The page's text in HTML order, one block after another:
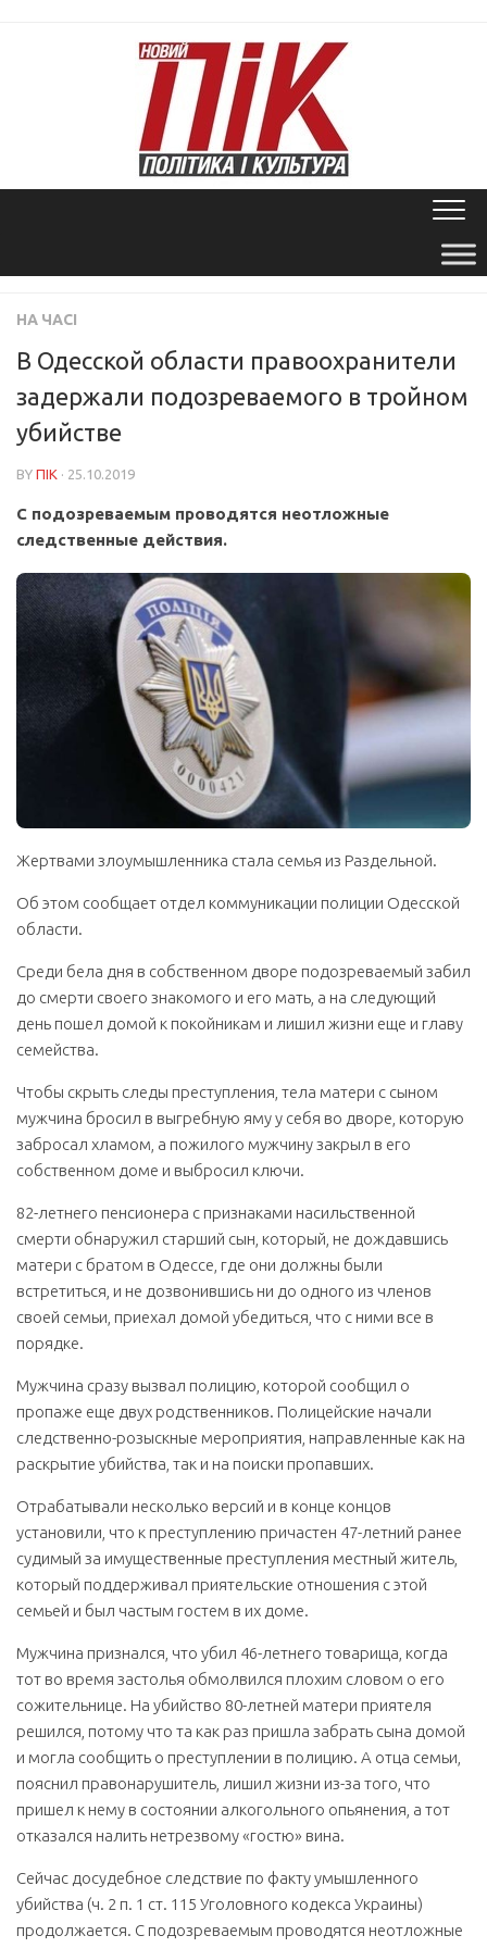
НА ЧАСІ
В Одесской области правоохранители
задержали подозреваемого в тройном
убийстве
BY ПІК · 25.10.2019
С подозреваемым проводятся неотложные
следственные действия.
Жертвами злоумышленника стала семья из Раздельной.
Об этом сообщает отдел коммуникации полиции Одесской
области.
Среди бела дня в собственном дворе подозреваемый забил
до смерти своего знакомого и его мать, а на следующий
день пошел домой к покойникам и лишил жизни еще и главу
семейства.
Чтобы скрыть следы преступления, тела матери с сыном
мужчина бросил в выгребную яму у себя во дворе, которую
забросал хламом, а пожилого мужчину закрыл в его
собственном доме и выбросил ключи.
82-летнего пенсионера с признаками насильственной
смерти обнаружил старший сын, который, не дождавшись
матери с братом в Одессе, где они должны были
встретиться, и не дозвонившись ни до одного из членов
своей семьи, приехал домой убедиться, что с ними все в
порядке.
Мужчина сразу вызвал полицию, которой сообщил о
пропаже еще двух родственников. Полицейские начали
следственно-розыскные мероприятия, направленные как на
раскрытие убийства, так и на поиски пропавших.
Отрабатывали несколько версий и в конце концов
установили, что к преступлению причастен 47-летний ранее
судимый за имущественные преступления местный житель,
который поддерживал приятельские отношения с этой
семьей и был частым гостем в их доме.
Мужчина признался, что убил 46-летнего товарища, когда
тот во время застолья обмолвился плохим словом о его
сожительнице. На убийство 80-летней матери приятеля
решился, потому что та как раз пришла забрать сына домой
и могла сообщить о преступлении в полицию. А отца семьи,
пояснил правонарушитель, лишил жизни из-за того, что
пришел к нему в состоянии алкогольного опьянения, а тот
отказался налить нетрезвому «гостю» вина.
Сейчас досудебное следствие по факту умышленного
убийства (ч. 2 п. 1 ст. 115 Уголовного кодекса Украины)
продолжается. С подозреваемым проводятся неотложные